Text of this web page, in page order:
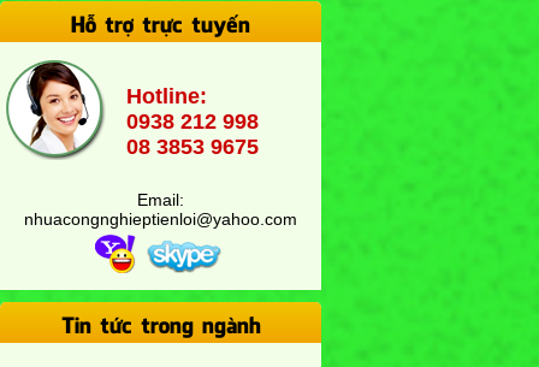
Hỗ trợ trực tuyến
Hotline:
0938 212 998
08 3853 9675
Email:
nhuacongnghieptienloi@yahoo.com
Tin tức trong ngành